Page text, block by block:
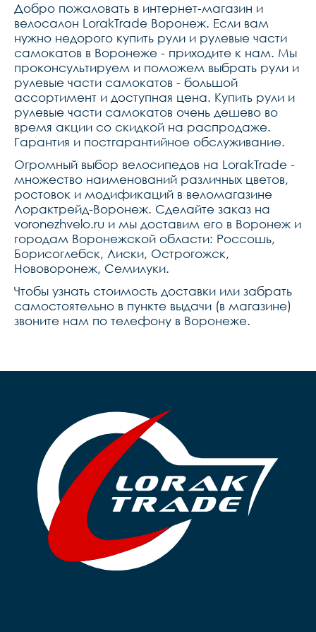
Добро пожаловать в интернет-магазин и
велосалон LorakTrade Воронеж. Если вам
нужно недорого купить рули и рулевые части
самокатов в Воронеже - приходите к нам. Мы
проконсультируем и поможем выбрать рули и
рулевые части самокатов - большой
ассортимент и доступная цена. Купить рули и
рулевые части самокатов очень дешево во
время акции со скидкой на распродаже.
Гарантия и постгарантийное обслуживание.
Огромный выбор велосипедов на LorakTrade -
множество наименований различных цветов,
ростовок и модификаций в веломагазине
Лорактрейд-Воронеж. Сделайте заказ на
voronezhvelo.ru и мы доставим его в Воронеж и
городам Воронежской области: Россошь,
Борисоглебск, Лиски, Острогожск,
Нововоронеж, Семилуки.
Чтобы узнать стоимость доставки или забрать
самостоятельно в пункте выдачи (в магазине)
звоните нам по телефону в Воронеже.